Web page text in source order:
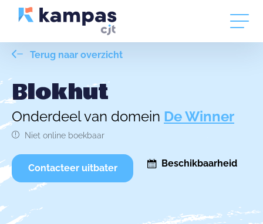
Terug naar overzicht
Blokhut
Onderdeel van domein De Winner
Niet online boekbaar
Contacteer uitbater Beschikbaarheid